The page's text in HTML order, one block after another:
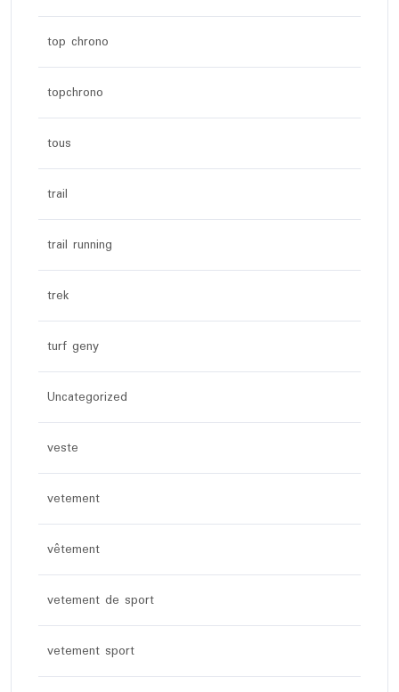
top chrono
topchrono
tous
trail
trail running
trek
turf geny
Uncategorized
veste
vetement
vêtement
vetement de sport
vetement sport